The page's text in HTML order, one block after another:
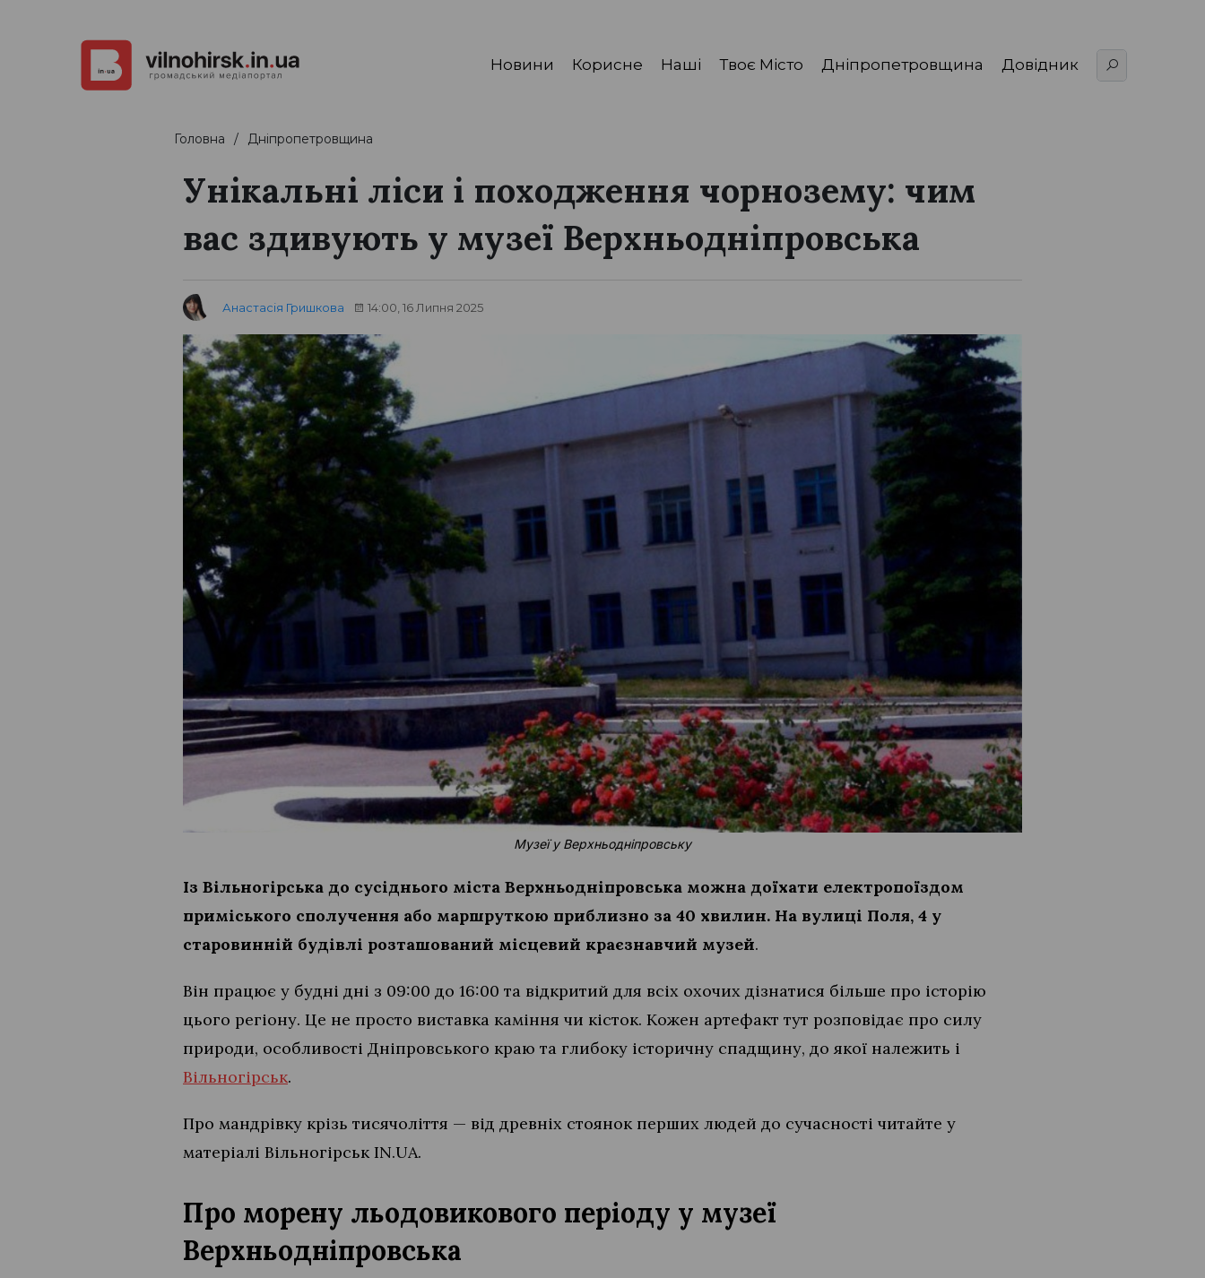
Новини Корисне Наші Твоє Місто Дніпропетровщина Довідник
Головна Дніпропетровщина
Унікальні ліси і походження чорнозему: чим
вас здивують у музеї Верхньодніпровська
Анастасія Гришкова 14:00, 16 Липня 2025
Музеї у Верхньодніпровську
Із Вільногірська до сусіднього міста Верхньодніпровська можна доїхати електропоїздом
приміського сполучення або маршруткою приблизно за 40 хвилин. На вулиці Поля, 4 у
старовинній будівлі розташований місцевий краєзнавчий музей.
Він працює у будні дні з 09:00 до 16:00 та відкритий для всіх охочих дізнатися більше про історію
цього регіону. Це не просто виставка каміння чи кісток. Кожен артефакт тут розповідає про силу
природи, особливості Дніпровського краю та глибоку історичну спадщину, до якої належить і
Вільногірськ.
Про мандрівку крізь тисячоліття — від древніх стоянок перших людей до сучасності читайте у
матеріалі Вільногірськ IN.UA.
Про морену льодовикового періоду у музеї
Верхньодніпровська